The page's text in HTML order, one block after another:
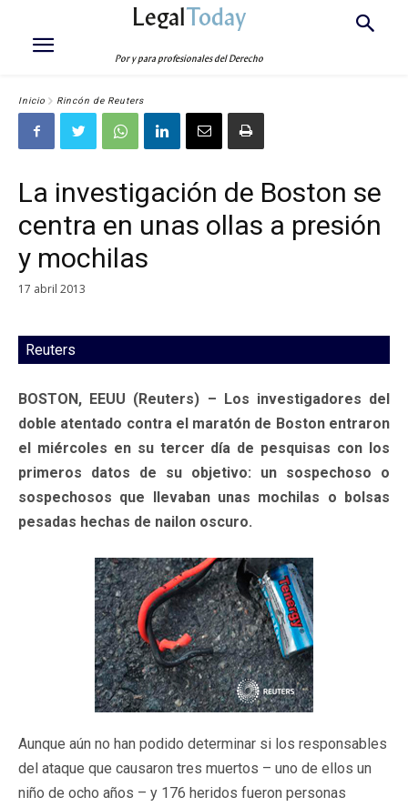
LegalToday
Por y para profesionales del Derecho
Inicio Rincón de Reuters
La investigación de Boston se
centra en unas ollas a presión
y mochilas
17 abril 2013
Reuters
BOSTON, EEUU (Reuters) – Los investigadores del
doble atentado contra el maratón de Boston entraron
el miércoles en su tercer día de pesquisas con los
primeros datos de su objetivo: un sospechoso o
sospechosos que llevaban unas mochilas o bolsas
pesadas hechas de nailon oscuro.
Aunque aún no han podido determinar si los responsables
del ataque que causaron tres muertos – uno de ellos un
niño de ocho años – y 176 heridos fueron personas